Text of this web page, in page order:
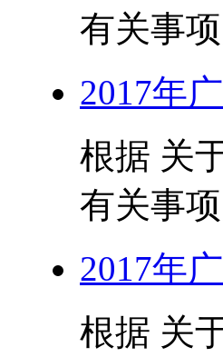
有关事
2017年
根据 关
有关事
2017年
根据 关